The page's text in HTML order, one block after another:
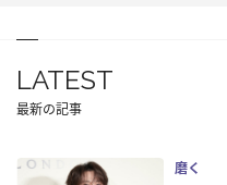
LATEST
最新の記事
磨く